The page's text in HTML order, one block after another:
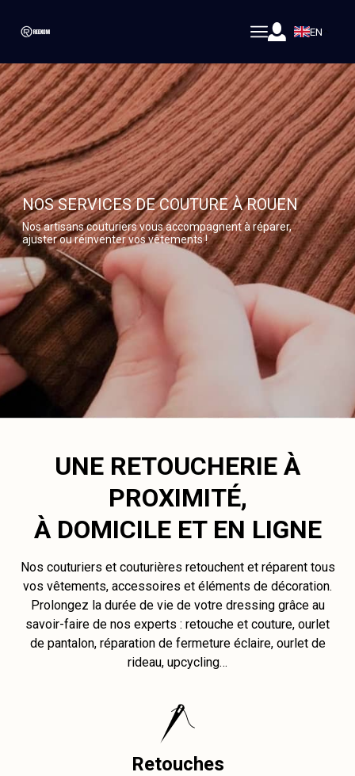
EN
NOS SERVICES DE COUTURE À ROUEN
Nos artisans couturiers vous accompagnent à réparer,
ajuster ou réinventer vos vêtements !
UNE RETOUCHERIE À
PROXIMITÉ,
À DOMICILE ET EN LIGNE
Nos couturiers et couturières retouchent et réparent tous
vos vêtements, accessoires et éléments de décoration.
Prolongez la durée de vie de votre dressing grâce au
savoir-faire de nos experts : retouche et couture, ourlet
de pantalon, réparation de fermeture éclaire, ourlet de
rideau, upcycling…
Retouches